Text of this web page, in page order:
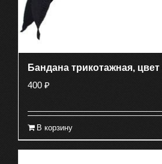
Бандана трикотажная, цвет
400 ₽
В корзину